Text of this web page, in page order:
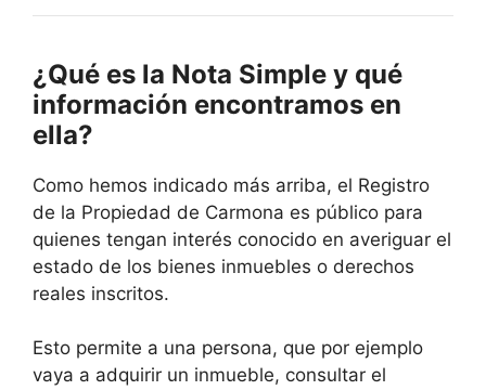
¿Qué es la Nota Simple y qué
información encontramos en
ella?
Como hemos indicado más arriba, el Registro
de la Propiedad de Carmona es público para
quienes tengan interés conocido en averiguar el
estado de los bienes inmuebles o derechos
reales inscritos.
Esto permite a una persona, que por ejemplo
vaya a adquirir un inmueble, consultar el